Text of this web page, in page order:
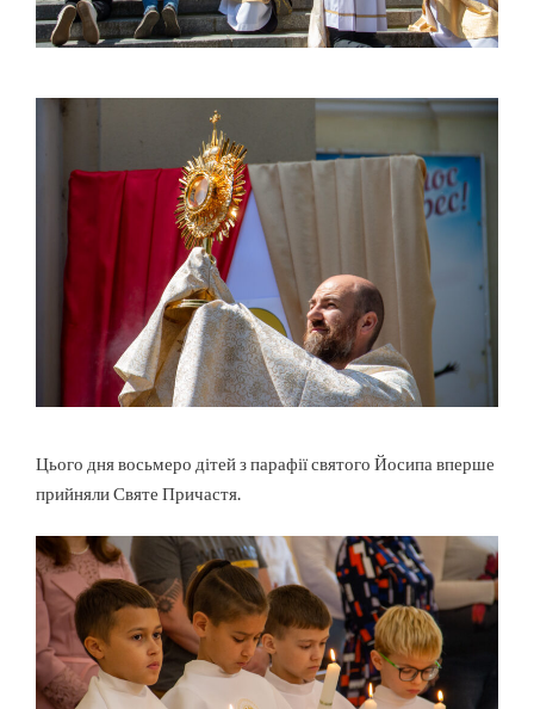
Цього дня восьмеро дітей з парафії святого Йосипа вперше
прийняли Святе Причастя.